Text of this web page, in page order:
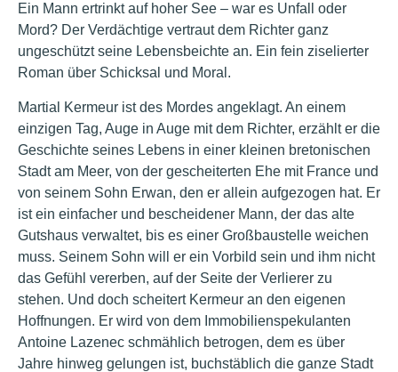
Ein Mann ertrinkt auf hoher See – war es Unfall oder
Mord? Der Verdächtige vertraut dem Richter ganz
ungeschützt seine Lebensbeichte an. Ein fein ziselierter
Roman über Schicksal und Moral.
Martial Kermeur ist des Mordes angeklagt. An einem
einzigen Tag, Auge in Auge mit dem Richter, erzählt er die
Geschichte seines Lebens in einer kleinen bretonischen
Stadt am Meer, von der gescheiterten Ehe mit France und
von seinem Sohn Erwan, den er allein aufgezogen hat. Er
ist ein einfacher und bescheidener Mann, der das alte
Gutshaus verwaltet, bis es einer Großbaustelle weichen
muss. Seinem Sohn will er ein Vorbild sein und ihm nicht
das Gefühl vererben, auf der Seite der Verlierer zu
stehen. Und doch scheitert Kermeur an den eigenen
Hoffnungen. Er wird von dem Immobilienspekulanten
Antoine Lazenec schmählich betrogen, dem es über
Jahre hinweg gelungen ist, buchstäblich die ganze Stadt